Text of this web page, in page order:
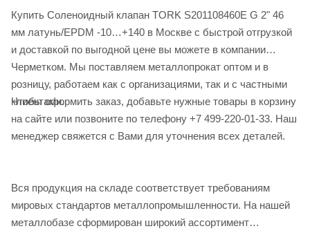
Купить Соленоидный клапан TORK S201108460E G 2" 46
мм латунь/EPDM -10…+140 в Москве с быстрой отгрузкой
и доставкой по выгодной цене вы можете в компании
Черметком. Мы поставляем металлопрокат оптом и в
розницу, работаем как с организациями, так и с частными
клиентами.
Чтобы оформить заказ, добавьте нужные товары в корзину
на сайте или позвоните по телефону +7 499-220-01-33. Наш
менеджер свяжется с Вами для уточнения всех деталей.
Вся продукция на складе соответствует требованиям
мировых стандартов металлопромышленности. На нашей
металлобазе сформирован широкий ассортимент